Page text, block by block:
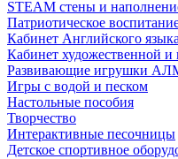
STEAM стены и
Патриотическое
Кабинет Английского языка
Кабинет художественной
Развивающие игрушки
Игры с водой и песком
Настольные пособия
Творчество
Интерактивные песочницы
Детское спортивное